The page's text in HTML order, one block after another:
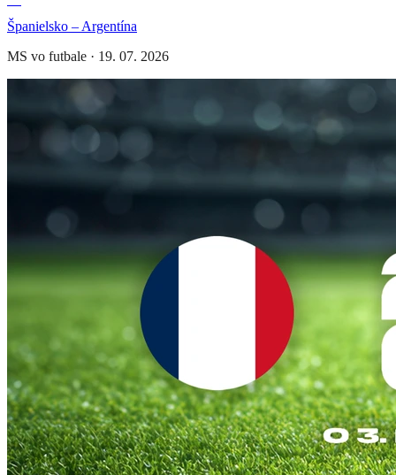
Španielsko – Argentína
MS vo futbale · 19. 07. 2026